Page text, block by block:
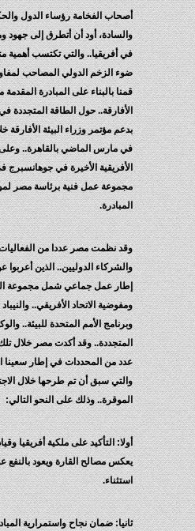
أصحاب الفخامة رؤساء الدول
والسادة، أود أن أتطرق إلى جهود
في أفريقيا.. والتي تكتسب أهمية
ضوء الزخم الدولي المصاحب
قمنا بالبناء على المبادرة المقدمة
الأفارقة.. حول الطاقة المتجددة في
بدعم مؤتمر وزراء البيئة الأفارقة
في مارس الماضي بالقاهرة.. وعلى
الأفريقية الأخيرة في جوهانسبرج
مجموعة عمل فنية برئاسة مصر
المبادرة.
وقد نظمت مصر عددا من الفعاليات
والشركاء الدوليين.. الذين أعربوا
إطار عمل جماعي شمل مجموعة
ومفوضية الاتحاد الأفريقي.. والنيباد ..
وبرنامج الأمم المتحدة للبيئة..
المتجددة.. وقد أكدت مصر خلال تلك
عدد من المحددات في إطار سعينا
والتي سبق أن تم طرحها خلال الاجتماع
الموقرة.. وذلك على النحو التالي:
أولا: التأكيد على ملكية أفريقيا
يعكس مصالح القارة ويعود بالنفع
استثناء.
ثانيا: ضمان نجاح واستمرارية